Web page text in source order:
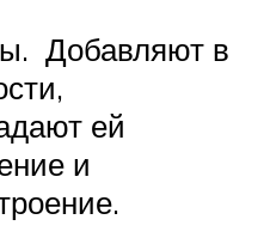
Добавляют в
ей
и